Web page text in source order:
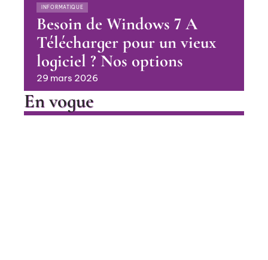
INFORMATIQUE
Besoin de Windows 7 A
Télécharger pour un vieux
logiciel ? Nos options
29 mars 2026
En vogue